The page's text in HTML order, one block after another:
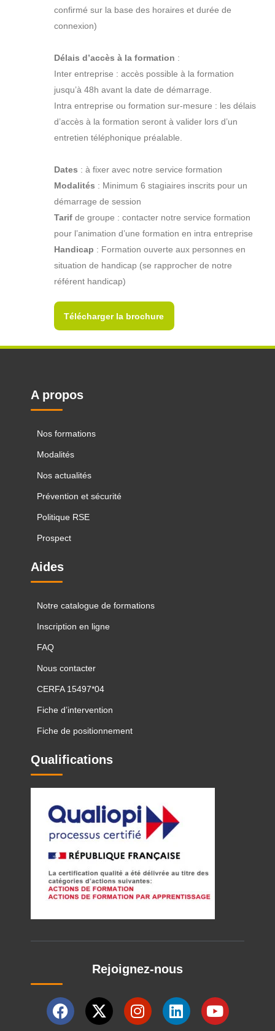
confirmé sur la base des horaires et durée de
connexion)
Délais d’accès à la formation :
Inter entreprise : accès possible à la formation
jusqu’à 48h avant la date de démarrage.
Intra entreprise ou formation sur-mesure : les délais
d’accès à la formation seront à valider lors d’un
entretien téléphonique préalable.
Dates : à fixer avec notre service formation
Modalités : Minimum 6 stagiaires inscrits pour un
démarrage de session
Tarifde groupe : contacter notre service formation
pour l’animation d’une formation en intra entreprise
Handicap : Formation ouverte aux personnes en
situation de handicap (se rapprocher de notre
référent handicap)
Télécharger la brochure
A propos
Nos formations
Modalités
Nos actualités
Prévention et sécurité
Politique RSE
Prospect
Aides
Notre catalogue de formations
Inscription en ligne
FAQ
Nous contacter
CERFA 15497*04
Fiche d’intervention
Fiche de positionnement
Qualifications
Rejoignez-nous